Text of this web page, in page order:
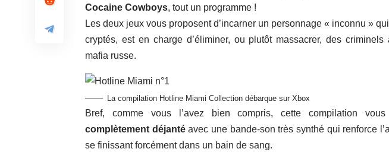
Cocaine Cowboys, tout un programme !
Les deux jeux vous proposent d’incarner un personnage « inconnu »
cryptés, est en charge d’éliminer, ou plutôt massacrer, des
mafia russe.
La compilation Hotline Miami Collection débarque sur Xbox
Bref, comme vous l’avez bien compris, cette compilation
complètement déjantéavec une bande-son très synthé qui renforce
se finissant forcément dans un bain de sang.